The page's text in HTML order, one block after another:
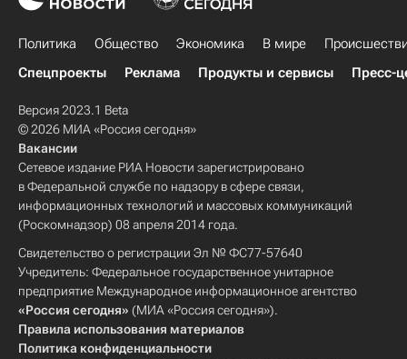
Политика Общество Экономика В мире
Спецпроекты
Реклама Продукты и сервисы Пресс-
Версия 2023.1 Beta
© 2026 МИА «Россия сегодня»
Вакансии
Сетевое издание РИА Новости зарегистрировано
в Федеральной службе по надзору в сфере связи,
информационных технологий и массовых коммуникаций
(Роскомнадзор) 08 апреля 2014 года.
Свидетельство о регистрации Эл № ФС77-57640
Учредитель: Федеральное государственное унитарное
предприятие Международное информационное агентство
«Россия сегодня» (МИА «Россия сегодня»).
Правила использования материалов
Политика конфиденциальности